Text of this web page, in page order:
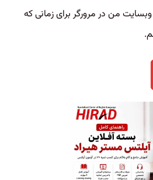
من در مرورگر برای زمانی که